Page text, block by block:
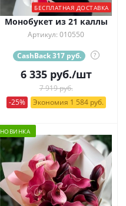
БЕСПЛАТНАЯ ДОСТАВКА
Монобукет из 21 каллы
Артикул: 010550
CashBack 317 руб. ?
6 335руб./шт
7 919 руб.
-25%
Экономия 1 584 руб.
НОВИНКА